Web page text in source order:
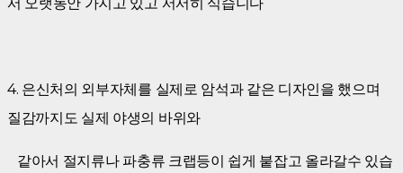
4. 은신처의 외부자체를 실제로 암석과 같은 디자인을 했으며
질감까지도 실제 야생의 바위와
같아서 절지류나 파충류 크랩등이 쉽게 붙잡고 올라갈수 있습